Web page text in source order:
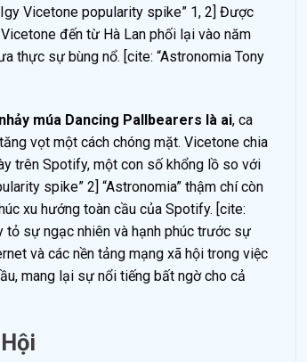
Vicetone popularity spike” 1, 2] Được
đến từ Hà Lan phối lại vào năm
thực sự bùng nổ. [cite: “Astronomia Tony
múa Dancing Pallbearers là ai, ca
vọt một cách chóng mặt. Vicetone chia
trên Spotify, một con số khổng lồ so với
spike” 2] “Astronomia” thậm chí còn
xu hướng toàn cầu của Spotify. [cite:
tỏ sự ngạc nhiên và hạnh phúc trước sự
và các nền tảng mạng xã hội trong việc
mang lại sự nổi tiếng bất ngờ cho cả